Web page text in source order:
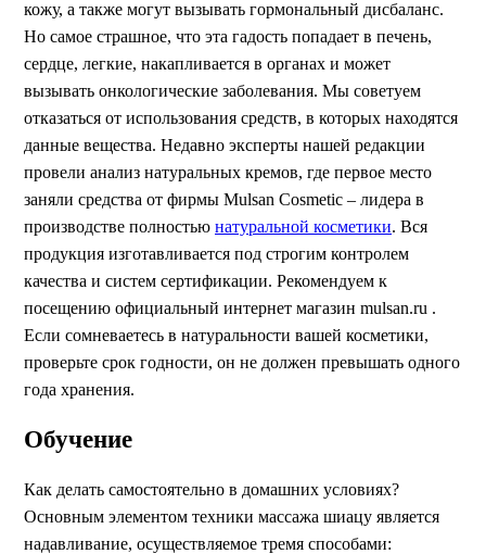
кожу, а также могут вызывать гормональный дисбаланс.
Но самое страшное, что эта гадость попадает в печень,
сердце, легкие, накапливается в органах и может
вызывать онкологические заболевания. Мы советуем
отказаться от использования средств, в которых находятся
данные вещества. Недавно эксперты нашей редакции
провели анализ натуральных кремов, где первое место
заняли средства от фирмы Mulsan Сosmetic – лидера в
производстве полностью натуральной косметики. Вся
продукция изготавливается под строгим контролем
качества и систем сертификации. Рекомендуем к
посещению официальный интернет магазин mulsan.ru .
Если сомневаетесь в натуральности вашей косметики,
проверьте срок годности, он не должен превышать одного
года хранения.
Обучение
Как делать самостоятельно в домашних условиях?
Основным элементом техники массажа шиацу является
надавливание, осуществляемое тремя способами: